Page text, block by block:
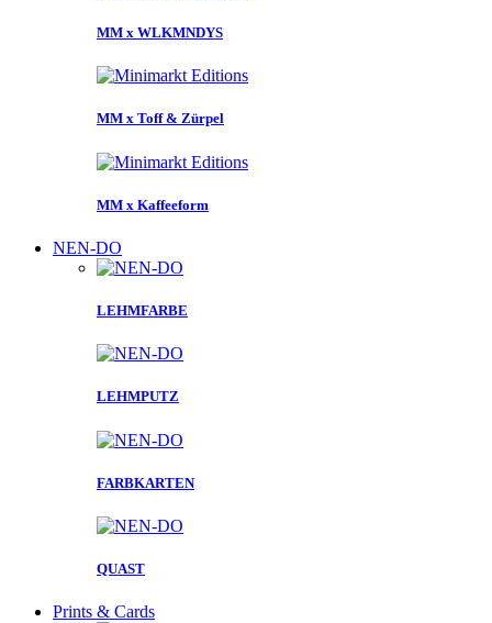
MM x WLKMNDYS
MM x Toff & Zürpel
MM x Kaffeeform
NEN-DO
LEHMFARBE
LEHMPUTZ
FARBKARTEN
QUAST
Prints & Cards